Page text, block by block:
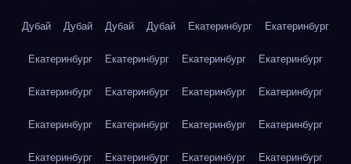
Дубай Дубай Дубай Дубай Екатеринбург Екатеринбург
Екатеринбург Екатеринбург Екатеринбург Екатеринбург
Екатеринбург Екатеринбург Екатеринбург Екатеринбург
Екатеринбург Екатеринбург Екатеринбург Екатеринбург
Екатеринбург Екатеринбург Екатеринбург Екатеринбург